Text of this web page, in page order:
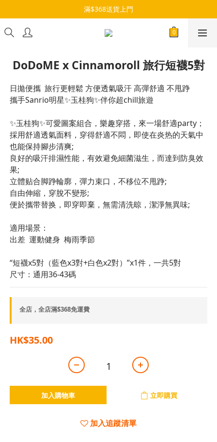
滿$368送貨上門
DoDoME x Cinnamoroll 旅行短襪5對
日拋便攜  旅行更輕鬆 方便透氣吸汗 高彈舒適 不甩踭
攜手Sanrio明星✨玉桂狗✨伴你超chill旅遊
✨玉桂狗✨可愛圖案組合，樂趣穿搭，來一場舒適party；
採用舒適透氣面料，穿得舒適不悶，即使在炎热的天氣中
也能保持腳步清爽;
良好的吸汗排濕性能，有效避免細菌滋生，而達到防臭效
果;
立體贴合脚踭輪廓，彈力束口，不移位不甩踭;
自由伸縮，穿脫不變形;
便於攜带替换，即穿即棄，無需清洗晾，潔淨無異味;
適用場景：
“短襪x5對（藍色x3對+白色x2對）”x1件，一共5對
尺寸：通用36-43碼
全店，全店滿$368免運費
HK$35.00
加入購物車 立即購買
加入追蹤清單